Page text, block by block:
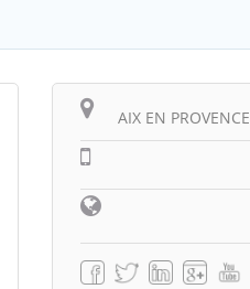
AIX EN PROVENCE